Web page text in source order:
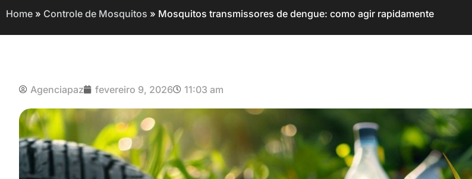
Home » Controle de Mosquitos » Mosquitos transmissores de dengue: como agir rapidamente
Agenciapaz fevereiro 9, 2026 11:03 am